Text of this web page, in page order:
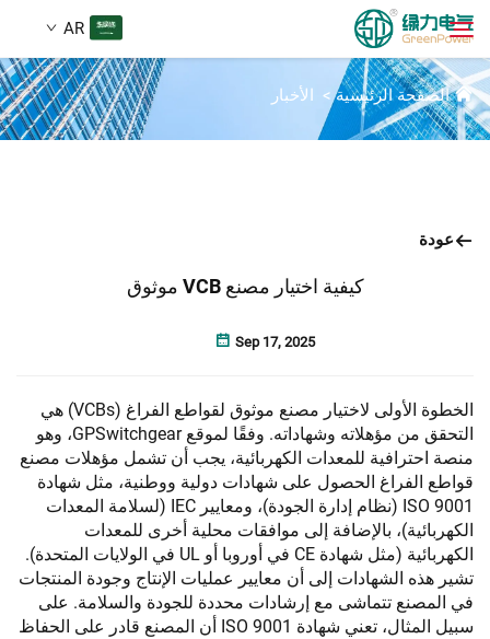
AR
المنتجات
تنزيل
اتصل بنا
أخبار
الصفحة الرئيسية> الأخبار
عودة
كيفية اختيار مصنع VCB موثوق
Sep 17, 2025
الخطوة الأولى لاختيار مصنع موثوق لقواطع الفراغ (VCBs) هي
التحقق من مؤهلاته وشهاداته. وفقًا لموقع GPSwitchgear، وهو
منصة احترافية للمعدات الكهربائية، يجب أن تشمل مؤهلات مصنع
قواطع الفراغ الحصول على شهادات دولية ووطنية، مثل شهادة
ISO 9001 (نظام إدارة الجودة)، ومعايير IEC (لسلامة المعدات
الكهربائية)، بالإضافة إلى موافقات محلية أخرى للمعدات
الكهربائية (مثل شهادة CE في أوروبا أو UL في الولايات المتحدة).
تشير هذه الشهادات إلى أن معايير عمليات الإنتاج وجودة المنتجات
في المصنع تتماشى مع إرشادات محددة للجودة والسلامة. على
سبيل المثال، تعني شهادة ISO 9001 أن المصنع قادر على الحفاظ